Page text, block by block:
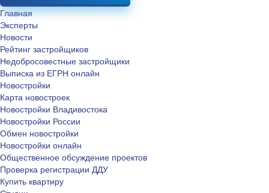
Главная
Эксперты
Новости
Рейтинг застройщиков
Недобросовестные застройщики
Выписка из ЕГРН онлайн
Новостройки
Карта новостроек
Новостройки Владивостока
Новостройки России
Обмен новостройки
Новостройки онлайн
Общественное обсуждение проектов
Проверка регистрации ДДУ
Купить квартиру